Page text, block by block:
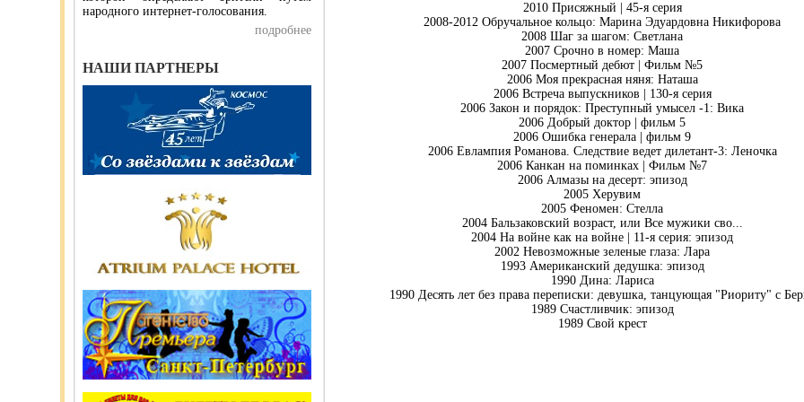
народного интернет-голосования.
подробнее
НАШИ ПАРТНЕРЫ
2010 Присяжный | 45-я серия
2008-2012 Обручальное кольцо: Марина Эдуардовна Никифорова
2008 Шаг за шагом: Светлана
2007 Срочно в номер: Маша
2007 Посмертный дебют | Фильм №5
2006 Моя прекрасная няня: Наташа
2006 Встреча выпускников | 130-я серия
2006 Закон и порядок: Преступный умысел -1: Вика
2006 Добрый доктор | фильм 5
2006 Ошибка генерала | фильм 9
2006 Евлампия Романова. Следствие ведет дилетант-3: Леночка
2006 Канкан на поминках | Фильм №7
2006 Алмазы на десерт: эпизод
2005 Херувим
2005 Феномен: Стелла
2004 Бальзаковский возраст, или Все мужики сво...
2004 На войне как на войне | 11-я серия: эпизод
2002 Невозможные зеленые глаза: Лара
1993 Американский дедушка: эпизод
1990 Дина: Лариса
1990 Десять лет без права переписки: девушка, танцующая "Риориту" с
1989 Счастливчик: эпизод
1989 Свой крест